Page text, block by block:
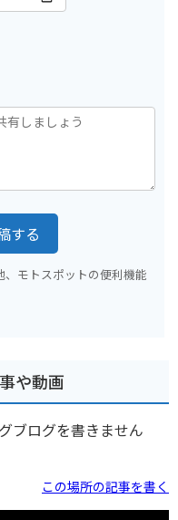
する
モトスポットの便利機能
や動画
ブログを書きません
この場所の記事を書く